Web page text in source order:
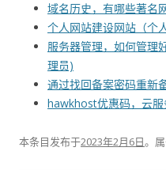
域名历史，有哪些著名
个人网站建设网站（个
服务器管理，如何管理
理员)
通过找回备案密码重新
hawkhost优惠码，云
本条目发布于2023年2月6日。